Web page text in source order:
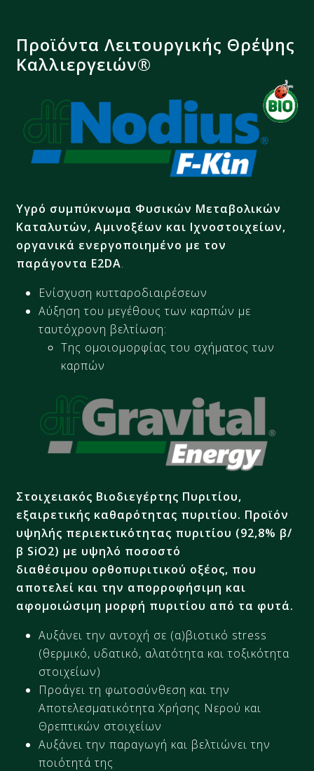
Προϊόντα Λειτουργικής Θρέψης
Καλλιεργειών®
Υγρό συμπύκνωμα Φυσικών Μεταβολικών
Καταλυτών, Αμινοξέων και Ιχνοστοιχείων,
οργανικά ενεργοποιημένο με τον
παράγοντα E2DA.
Ενίσχυση κυτταροδιαιρέσεων
Αύξηση του μεγέθους των καρπών με
ταυτόχρονη βελτίωση:
Της ομοιομορφίας του σχήματος των
καρπών
Στοιχειακός Βιοδιεγέρτης Πυριτίου,
εξαιρετικής καθαρότητας πυριτίου. Προϊόν
υψηλής περιεκτικότητας πυριτίου (92,8% β/
β SiO2) με υψηλό ποσοστό
διαθέσιμου ορθοπυριτικού οξέος, που
αποτελεί και την απορροφήσιμη και
αφομοιώσιμη μορφή πυριτίου από τα φυτά.
Αυξάνει την αντοχή σε (α)βιοτικό stress
(θερμικό, υδατικό, αλατότητα και τοξικότητα
στοιχείων)
Προάγει τη φωτοσύνθεση και την
Αποτελεσματικότητα Χρήσης Νερού και
Θρεπτικών στοιχείων
Αυξάνει την παραγωγή και βελτιώνει την
ποιότητά της